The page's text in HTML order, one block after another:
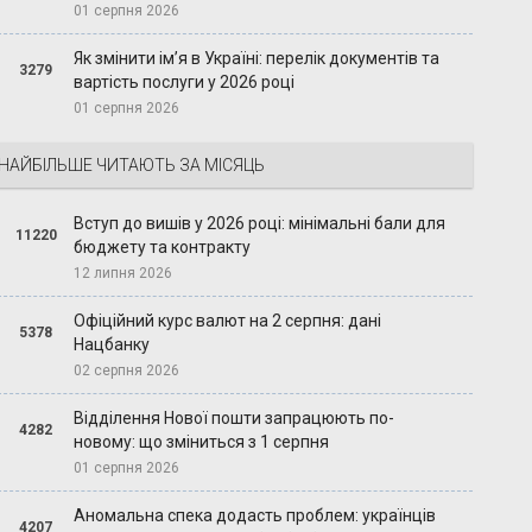
01 серпня 2026
3279
Як змінити ім’я в Україні: перелік документів та
вартість послуги у 2026 році
01 серпня 2026
НАЙБІЛЬШЕ ЧИТАЮТЬ ЗА МІСЯЦЬ
11220
Вступ до вишів у 2026 році: мінімальні бали для
бюджету та контракту
12 липня 2026
5378
Офіційний курс валют на 2 серпня: дані
Нацбанку
02 серпня 2026
4282
Відділення Нової пошти запрацюють по-
новому: що зміниться з 1 серпня
01 серпня 2026
4207
Аномальна спека додасть проблем: українців